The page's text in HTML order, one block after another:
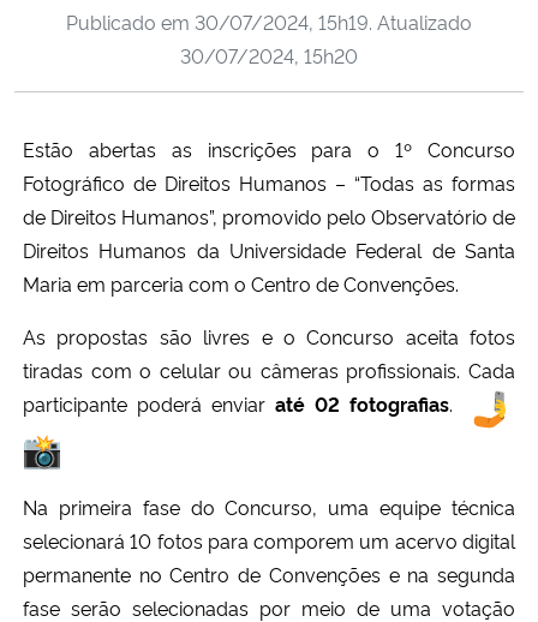
Ministério da Cidadania
Ministério de Minas e Energia
Ministério da Ciência, Tecnologia, Inovações e Comunicações
Ministério do Meio Ambiente
Ministério do Turismo
Ministério do Desenvolvimento Regional
Controladoria-Geral da União
Secretaria-Geral
Publicado em 30/07/2024, 15h19. Atualizado
30/07/2024, 15h20
Estão abertas as inscrições para o 1º Concurso
Fotográfico de Direitos Humanos – “Todas as formas
de Direitos Humanos”, promovido pelo Observatório de
Direitos Humanos da Universidade Federal de Santa
Maria em parceria com o Centro de Convenções.
As propostas são livres e o Concurso aceita fotos
tiradas com o celular ou câmeras profissionais. Cada
participante poderá enviar até 02 fotografias.
Na primeira fase do Concurso, uma equipe técnica
selecionará 10 fotos para comporem um acervo digital
permanente no Centro de Convenções e na segunda
fase serão selecionadas por meio de uma votação